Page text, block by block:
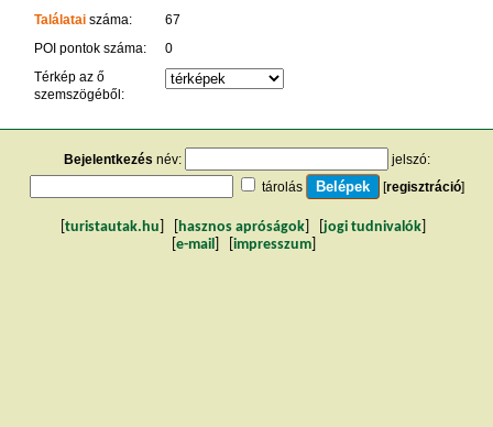
Találataiszáma:
67
POI pontok száma:
0
Térkép az ő
szemszögéből:
Bejelentkezés név:
jelszó:
tárolás
[regisztráció]
turistautak.hu hasznos apróságok jogi tudnivalók
e-mail impresszum]